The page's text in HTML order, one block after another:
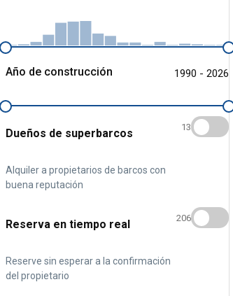
Año de construcción 1990 - 2026
Dueños de superbarcos
Alquiler a propietarios de barcos con
buena reputación
13
Reserva en tiempo real
Reserve sin esperar a la confirmación
del propietario
206